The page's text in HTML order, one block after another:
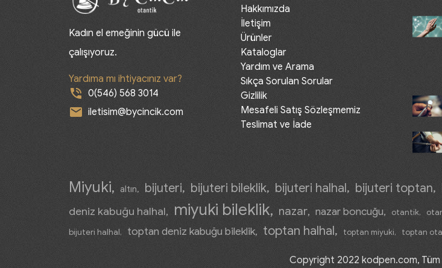
Kadın el emeğinin gücü ile
çalışıyoruz.
Yardıma mı ihtiyacınız var?
phone_in_talk 0(546) 568 3014
mail iletisim@bycincik.com
Hakkımızda
İletişim
Ürünler
Kataloglar
Yardım ve Arama
Sıkça Sorulan Sorular
Gizlilik
Mesafeli Satış Sözleşmemiz
Teslimat ve İade
Miyuki altın bijuteri bijuteri bileklik bijuteri halhal bijuteri toptan
deniz kabuğu halhal miyuki bileklik nazar nazar boncuğu otantik
bijuteri halhal
toptan deniz kabuğu bileklik toptan halhal toptan miyuki toptan
Copyright 2022 kodpen.com, Tüm